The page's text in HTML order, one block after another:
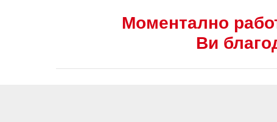
Моментално
Ви